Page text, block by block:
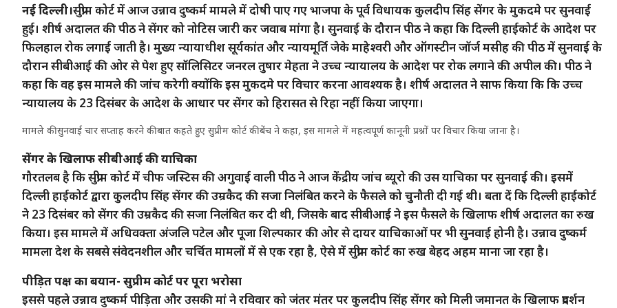
नई दिल्ली।सुप्रीम कोर्ट में आज उन्नाव दुष्कर्म मामले में दोषी पाए गए भाजपा के पूर्व विधायक कुलदीप सिंह सेंगर के मुकदमे पर सुनवाई
हुई। शीर्ष अदालत की पीठ ने सेंगर को नोटिस जारी कर जवाब मांगा है। सुनवाई के दौरान पीठ ने कहा कि दिल्ली हाईकोर्ट के आदेश पर
फिलहाल रोक लगाई जाती है। मुख्य न्यायाधीश सूर्यकांत और न्यायमूर्ति जेके माहेश्वरी और ऑगस्टीन जॉर्ज मसीह की पीठ में सुनवाई के
दौरान सीबीआई की ओर से पेश हुए सॉलिसिटर जनरल तुषार मेहता ने उच्च न्यायालय के आदेश पर रोक लगाने की अपील की। पीठ ने
कहा कि वह इस मामले की जांच करेगी क्योंकि इस मुकदमे पर विचार करना आवश्यक है। शीर्ष अदालत ने साफ किया कि कि उच्च
न्यायालय के 23 दिसंबर के आदेश के आधार पर सेंगर को हिरासत से रिहा नहीं किया जाएगा।
मामले की सुनवाई चार सप्ताह करने की बात कहते हुए सुप्रीम कोर्ट की बेंच ने कहा, इस मामले में महत्वपूर्ण कानूनी प्रश्नों पर विचार किया जाना है।
सेंगर के खिलाफ सीबीआई की याचिका
गौरतलब है कि सुप्रीम कोर्ट में चीफ जस्टिस की अगुवाई वाली पीठ ने आज केंद्रीय जांच ब्यूरो की उस याचिका पर सुनवाई की। इसमें
दिल्ली हाईकोर्ट द्वारा कुलदीप सिंह सेंगर की उम्रकैद की सजा निलंबित करने के फैसले को चुनौती दी गई थी। बता दें कि दिल्ली हाईकोर्ट
ने 23 दिसंबर को सेंगर की उम्रकैद की सजा निलंबित कर दी थी, जिसके बाद सीबीआई ने इस फैसले के खिलाफ शीर्ष अदालत का रुख
किया। इस मामले में अधिवक्ता अंजलि पटेल और पूजा शिल्पकार की ओर से दायर याचिकाओं पर भी सुनवाई होनी है। उन्नाव दुष्कर्म
मामला देश के सबसे संवेदनशील और चर्चित मामलों में से एक रहा है, ऐसे में सुप्रीम कोर्ट का रुख बेहद अहम माना जा रहा है।
पीड़ित पक्ष का बयान- सुप्रीम कोर्ट पर पूरा भरोसा
इससे पहले उन्नाव दुष्कर्म पीड़िता और उसकी मां ने रविवार को जंतर मंतर पर कुलदीप सिंह सेंगर को मिली जमानत के खिलाफ प्रदर्शन